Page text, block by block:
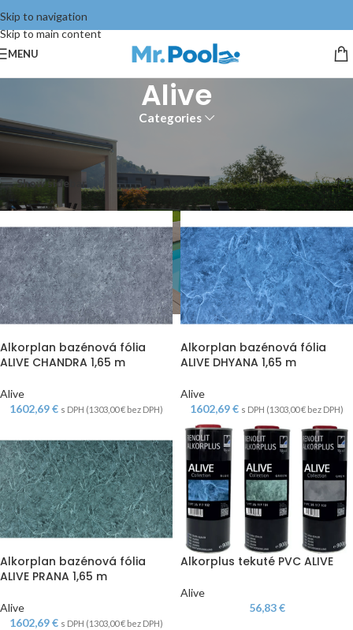
Skip to navigation
Skip to main content
MENU
Alive
Categories
Domov Stavba bazéna
Zobrazujú sa 4 výsledky
Show sidebar
Alkorplan bazénová fólia
ALIVE CHANDRA 1,65 m
Alive
1602,69€ s DPH (1303,00€ bez DPH)
Alkorplan bazénová fólia
ALIVE DHYANA 1,65 m
Alive
1602,69€ s DPH (1303,00€ bez DPH)
Alkorplan bazénová fólia
ALIVE PRANA 1,65 m
Alive
1602,69€ s DPH (1303,00€ bez DPH)
Alkorplus tekuté PVC ALIVE
Alive
56,83€